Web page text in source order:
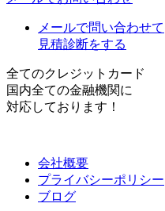
メールで問い合わせて
見積診断をする
全てのクレジットカード
国内全ての金融機関に
対応しております！
会社概要
プライバシーポリシー
ブログ